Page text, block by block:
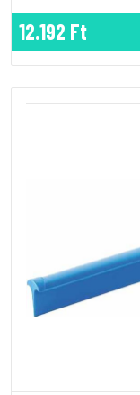
12.192 Ft